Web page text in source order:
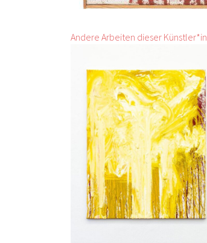
Andere Arbeiten dieser Künstler*in